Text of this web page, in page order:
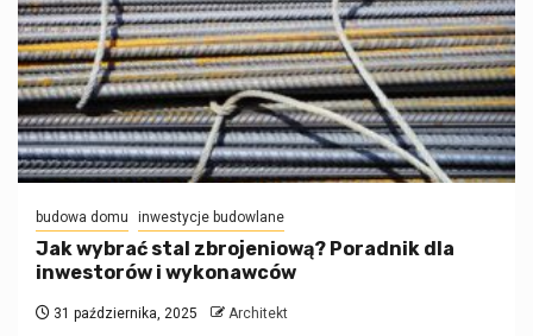
budowa domu inwestycje budowlane
Jak wybrać stal zbrojeniową? Poradnik dla
inwestorów i wykonawców
31 października, 2025 Architekt